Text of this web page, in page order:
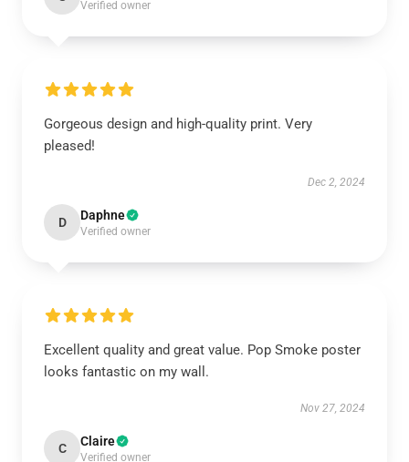
Verified owner
Gorgeous design and high-quality print. Very
pleased!
Dec 2, 2024
D Daphne
Verified owner
Excellent quality and great value. Pop Smoke poster
looks fantastic on my wall.
Nov 27, 2024
C Claire
Verified owner